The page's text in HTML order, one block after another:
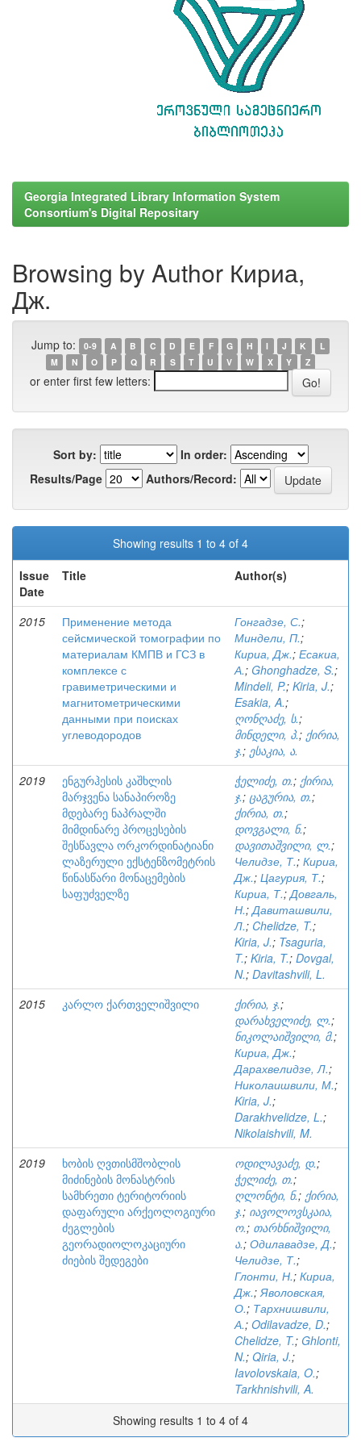
Georgia Integrated Library Information System
Consortium's Digital Repositary
Browsing by Author Кириа,
Дж.
Jump to: 0-9 A B C D E F G H I J K
L
M
N O P Q R S T U V W X Y Z
or enter first few letters:
Sort by:
In order:
Results/Page
Authors/Record:
Showing results 1 to 4 of 4
Issue
Date
Title Author(s)
2015
Применение метода
сейсмической томографии по
материалам КМПВ и ГСЗ в
комплексе с
гравиметрическими и
магнитометрическими
данными при поисках
углеводородов
Гонгадзе, С.;
Миндели, П.;
Кириа, Дж.; Есакиа,
А.; Ghonghadze, S.;
Mindeli, P.; Kiria, J.;
Esakia, A.;
ღონღაძე, ს.;
მინდელი, პ.; ქირია,
ჯ.; ესაკია, ა.
2019
ენგურჰესის კაშხლის
მარჯვენა სანაპიროზე
მდებარე ნაპრალში
მიმდინარე პროცესების
შესწავლა ორკორდინატიანი
ლაზერული ექსტენზომეტრის
წინასწარი მონაცემების
საფუძველზე
ჭელიძე, თ.; ქირია,
ჯ.; ცაგურია, თ.;
ქირია, თ.;
დოვგალი, ნ.;
დავითაშვილი, ლ.;
Челидзе, Т.; Кириа,
Дж.; Цагурия, Т.;
Кириа, Т.;Довгаль,
Н.;Давиташвили,
Л.; Chelidze, T.;
Kiria, J.; Tsaguria,
T.; Kiria, T.; Dovgal,
N.; Davitashvili, L.
2015
კარლო ქართველიშვილი ქირია, ჯ.;
დარახველიძე, ლ.;
ნიკოლაიშვილი, მ.;
Кириа, Дж.;
Дарахвелидзе, Л.;
Николаишвили, М.;
Kiria, J.;
Darakhvelidze, L.;
Nikolaishvili, M.
2019
ხობის ღვთისმშობლის
მიძინების მონასტრის
სამხრეთი ტერიტორიის
დაფარული არქეოლოგიური
ძეგლების
გეორადიოლოკაციური
ძიების შედეგები
ოდილავაძე, დ.;
ჭელიძე, თ.;
ღლონტი, ნ.; ქირია,
ჯ.; იავოლოვსკაია,
ო.; თარხნიშვილი,
ა.; Одилавадзе, Д.;
Челидзе, Т.;
Глонти, Н.; Кириа,
Дж.;Яволовская,
О.; Тархнишвили,
А.; Odilavadze, D.;
Chelidze, T.; Ghlonti,
N.; Qiria, J.;
Iavolovskaia, O.;
Tarkhnishvili, A.
Showing results 1 to 4 of 4